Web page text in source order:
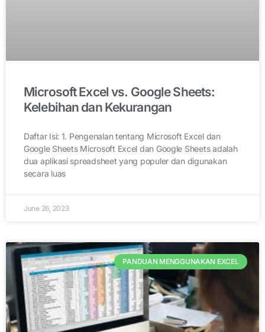
Microsoft Excel vs. Google Sheets:
Kelebihan dan Kekurangan
Daftar Isi: 1. Pengenalan tentang Microsoft Excel dan
Google Sheets Microsoft Excel dan Google Sheets adalah
dua aplikasi spreadsheet yang populer dan digunakan
secara luas
June 26, 2023
PANDUAN MENGGUNAKAN EXCEL